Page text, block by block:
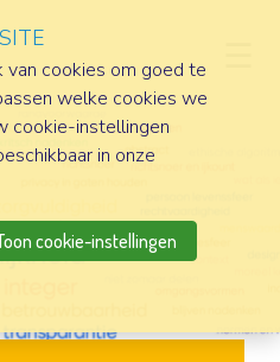
cookies om goed te
welke cookies we
cookie-instellingen
in onze
cookie-instellingen